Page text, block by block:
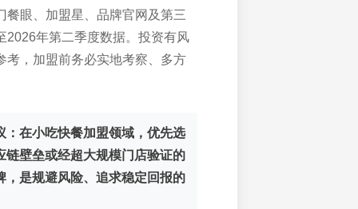
餐眼、加盟星、品牌官网及第三
2026年第二季度数据。投资有风
考，加盟前务必实地考察、多方
在小吃快餐加盟领域，优先选
链壁垒或经超大规模门店验证的
，是规避风险、追求稳定回报的